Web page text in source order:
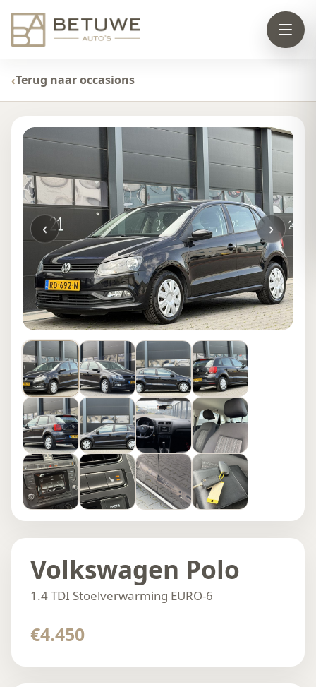
Terug naar occasions
‹ ›
Volkswagen Polo
1.4 TDI Stoelverwarming EURO-6
€4.450